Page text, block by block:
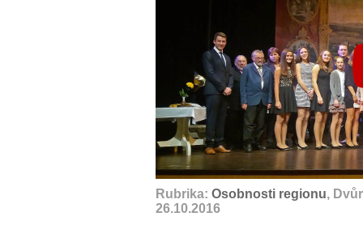
Rubrika: Osobnosti regionu,
26.10.2016